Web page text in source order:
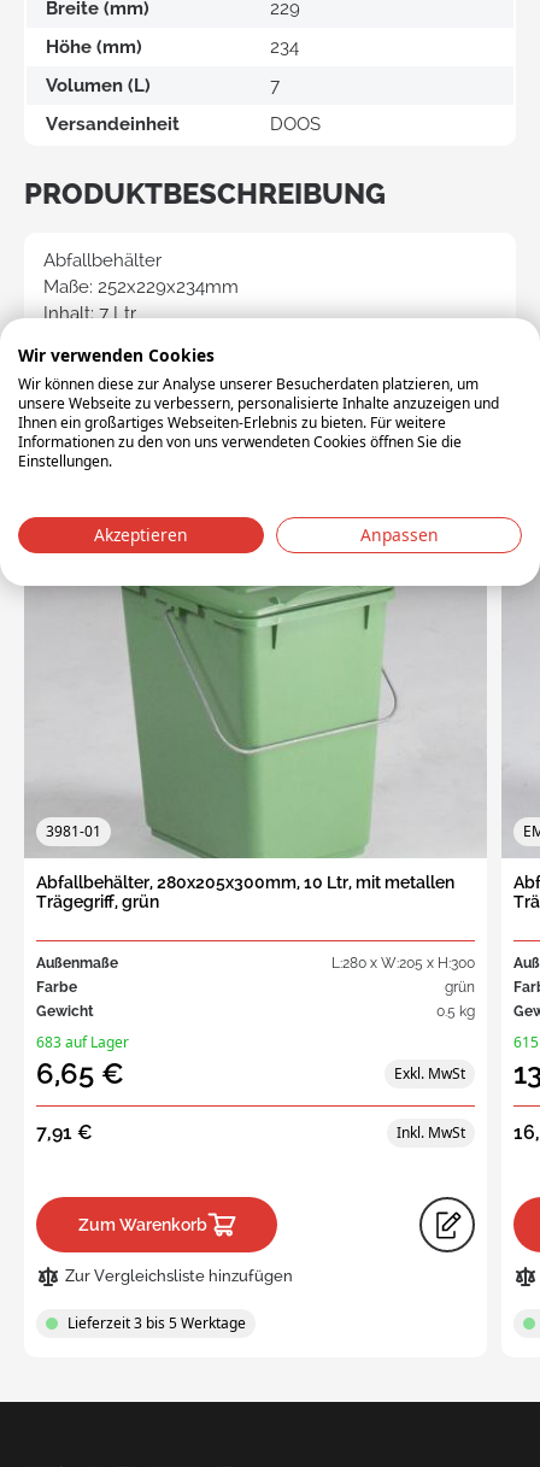
Breite (mm)
229
Höhe (mm)
234
Volumen (L)
7
Versandeinheit
DOOS
PRODUKTBESCHREIBUNG
Abfallbehälter
Maße: 252x229x234mm
Inhalt: 7 Ltr
Farbe: Grün
Relatierte Artikel
3981-01
Abfallbehälter, 280x205x300mm, 10 Ltr, mit metallen
Trägegriff, grün
Außenmaße
L:280 x W:205 x H:300
Farbe
grün
Gewicht
0.5 kg
683 auf Lager
6,65 €
7,91 €
Zum Warenkorb
Zur Vergleichsliste hinzufügen
Lieferzeit 3 bis 5 Werktage
a Quote
Wir verwenden Cookies
Wir können diese zur Analyse unserer Besucherdaten platzieren, um
unsere Webseite zu verbessern, personalisierte Inhalte anzuzeigen und
Ihnen ein großartiges Webseiten-Erlebnis zu bieten. Für weitere
Informationen zu den von uns verwendeten Cookies öffnen Sie die
Einstellungen.
Akzeptieren Anpassen